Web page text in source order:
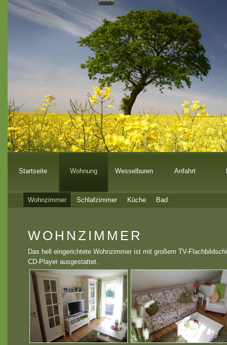
Startseite Wohnung Wesselburen Anfahrt
Wohnzimmer Schlafzimmer Küche Bad
WOHNZIMMER
Das hell eingerichtete Wohnzimmer ist mit großem TV-
CD-Player ausgestattet.